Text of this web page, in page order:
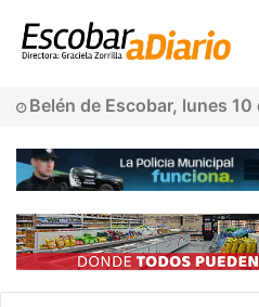
Belén de Escobar, lunes